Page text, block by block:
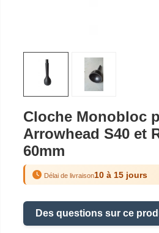
Cloche Monobloc
Arrowhead S40 et
60mm
Délai de livraison10 à 15 jours
Des questions sur ce